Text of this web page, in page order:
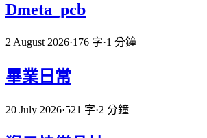
Dmeta_pcb
2 August 2026·176 字·1 分鐘
畢業日常
20 July 2026·521 字·2 分鐘